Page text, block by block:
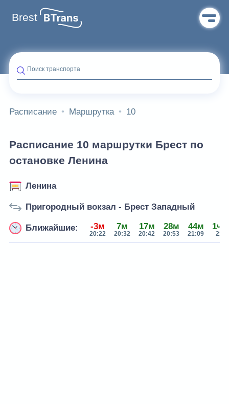
Brest
Поиск транспорта
Расписание Маршрутка 10
Расписание 10 маршрутки Брест по
остановке Ленина
Ленина
Пригородный вокзал - Брест Западный
Ближайшие: -3м
20:22
7м
20:32
17м
20:42
28м
20:53
44м
21:09
1ч